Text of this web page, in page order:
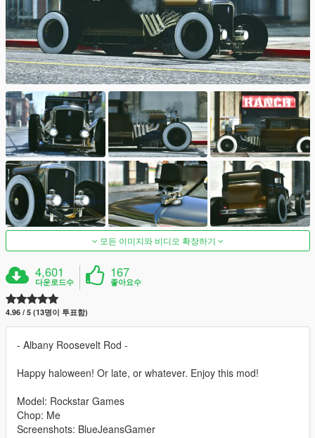
모든 이미지와 비디오 확장하기
4,601
다운로드수
167
좋아요수
4.96 / 5 (13명이 투표함)
- Albany Roosevelt Rod -
Happy haloween! Or late, or whatever. Enjoy this mod!
Model: Rockstar Games
Chop: Me
Screenshots: BlueJeansGamer